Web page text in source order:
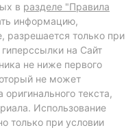
в разделе "Правила
информацию,
только при
на Сайт
не ниже первого
не может
текста,
Использование
только при условии